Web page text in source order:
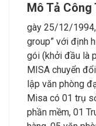
Mô Tả Công
gày 25/12/
group” với định
gói (khởi đầu là
MISA chuyển
lập văn phòng
Misa có 01 trụ
phần mềm, 01